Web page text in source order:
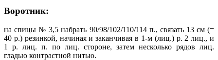
Воротник:
на спицы № 3,5 набрать 90/98/102/110/114 п., связать 13 см (=
40 р.) резинкой, начиная и заканчивая в 1-м (лиц.) р. 2 лиц., и
1 р. лиц. п. по лиц. стороне, затем несколько рядов лиц.
гладью контрастной нитью.